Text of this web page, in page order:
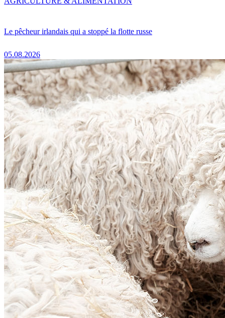
Le pêcheur irlandais qui a stoppé la flotte russe
05.08.2026